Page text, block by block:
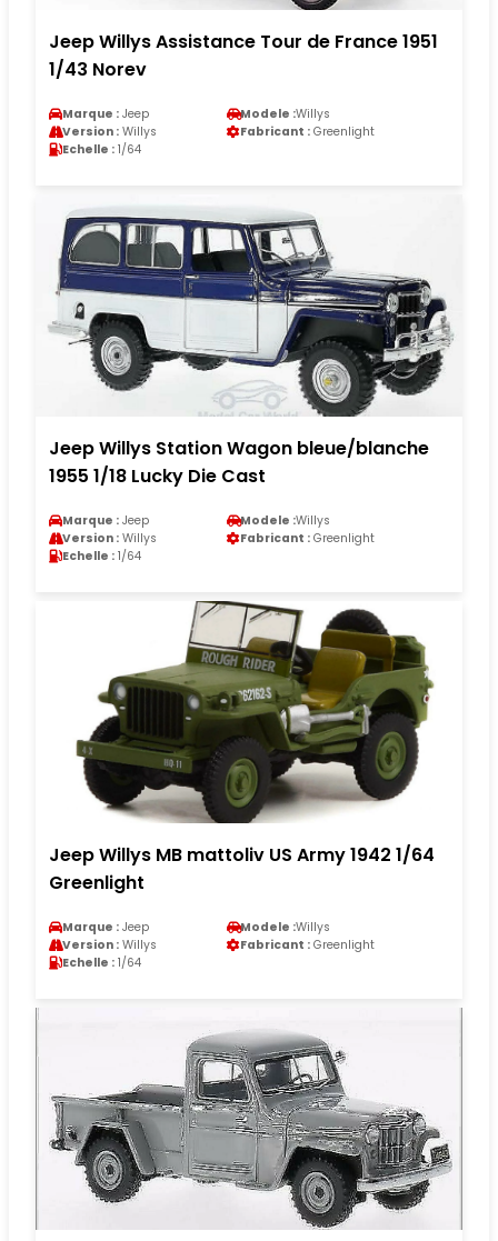
Jeep Willys Assistance Tour de France 1951
1/43 Norev
Marque : Jeep Modele :Willys
Version : Willys Fabricant : Greenlight
Echelle : 1/64
Jeep Willys Station Wagon bleue/blanche
1955 1/18 Lucky Die Cast
Marque : Jeep Modele :Willys
Version : Willys Fabricant : Greenlight
Echelle : 1/64
Jeep Willys MB mattoliv US Army 1942 1/64
Greenlight
Marque : Jeep Modele :Willys
Version : Willys Fabricant : Greenlight
Echelle : 1/64